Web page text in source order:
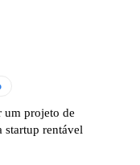
um projeto de
startup rentável